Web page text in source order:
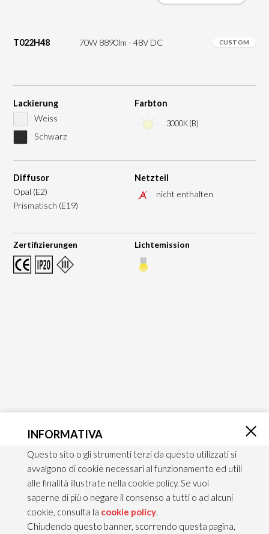
T022H48 70W 8890lm - 48V DC CUSTOM
Lackierung
Weiss
Schwarz
Farbton
3000K (B)
Diffusor
Opal (E2)
Prismatisch (E19)
Netzteil
nicht enthalten
Zertifizierungen Lichtemission
INFORMATIVA
Questo sito o gli strumenti terzi da questo utilizzati si
avvalgono di cookie necessari al funzionamento ed utili
alle finalità illustrate nella cookie policy. Se vuoi
saperne di più o negare il consenso a tutti o ad alcuni
cookie, consulta la cookie policy.
Chiudendo questo banner, scorrendo questa pagina,